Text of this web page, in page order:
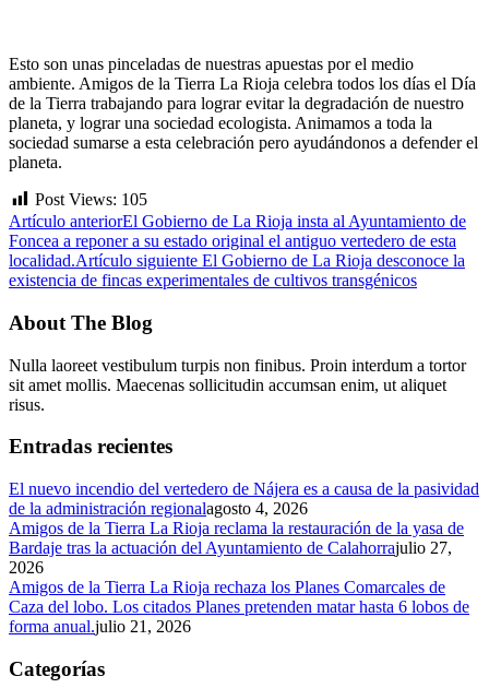
Esto son unas pinceladas de nuestras apuestas por el medio
ambiente. Amigos de la Tierra La Rioja celebra todos los días el Día
de la Tierra trabajando para lograr evitar la degradación de nuestro
planeta, y lograr una sociedad ecologista. Animamos a toda la
sociedad sumarse a esta celebración pero ayudándonos a defender el
planeta.
Post Views: 105
Artículo anteriorEl Gobierno de La Rioja insta al Ayuntamiento de
Foncea a reponer a su estado original el antiguo vertedero de esta
localidad.Artículo siguiente El Gobierno de La Rioja desconoce la
existencia de fincas experimentales de cultivos transgénicos
About The Blog
Nulla laoreet vestibulum turpis non finibus. Proin interdum a tortor
sit amet mollis. Maecenas sollicitudin accumsan enim, ut aliquet
risus.
Entradas recientes
El nuevo incendio del vertedero de Nájera es a causa de la pasividad
de la administración regionalagosto 4, 2026
Amigos de la Tierra La Rioja reclama la restauración de la yasa de
Bardaje tras la actuación del Ayuntamiento de Calahorrajulio 27,
2026
Amigos de la Tierra La Rioja rechaza los Planes Comarcales de
Caza del lobo. Los citados Planes pretenden matar hasta 6 lobos de
forma anual.julio 21, 2026
Categorías